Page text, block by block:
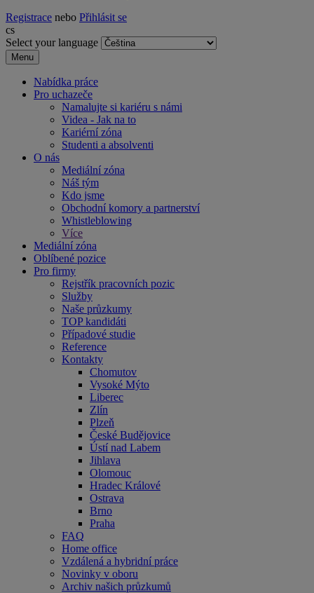
Registrace nebo Přihlásit se
cs
Select your language
Menu
Nabídka práce
Pro uchazeče
Namalujte si kariéru s námi
Videa - Jak na to
Kariérní zóna
Studenti a absolventi
O nás
Mediální zóna
Náš tým
Kdo jsme
Obchodní komory a partnerství
Whistleblowing
Více
Mediální zóna
Oblíbené pozice
Pro firmy
Rejstřík pracovních pozic
Služby
Naše průzkumy
TOP kandidáti
Případové studie
Reference
Kontakty
Chomutov
Vysoké Mýto
Liberec
Zlín
Plzeň
České Budějovice
Ústí nad Labem
Jihlava
Olomouc
Hradec Králové
Ostrava
Brno
Praha
FAQ
Home office
Vzdálená a hybridní práce
Novinky v oboru
Archiv našich průzkumů